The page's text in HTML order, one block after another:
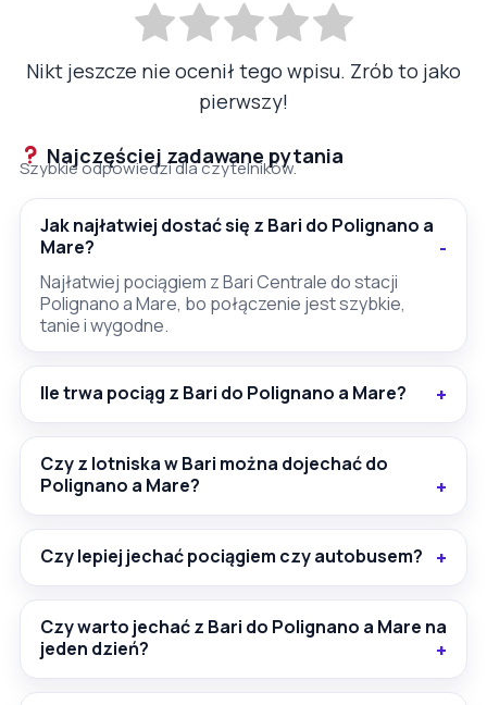
Nikt jeszcze nie ocenił tego wpisu. Zrób to jako
pierwszy!
Najczęściej zadawane pytania
Szybkie odpowiedzi dla czytelników.
Jak najłatwiej dostać się z Bari do Polignano a
Mare?
Najłatwiej pociągiem z Bari Centrale do stacji
Polignano a Mare, bo połączenie jest szybkie,
tanie i wygodne.
Ile trwa pociąg z Bari do Polignano a Mare?
Czy z lotniska w Bari można dojechać do
Polignano a Mare?
Czy lepiej jechać pociągiem czy autobusem?
Czy warto jechać z Bari do Polignano a Mare na
jeden dzień?